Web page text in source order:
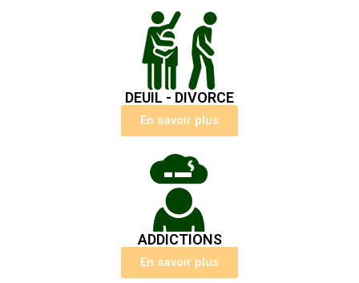
DEUIL - DIVORCE
En savoir plus
ADDICTIONS
En savoir plus